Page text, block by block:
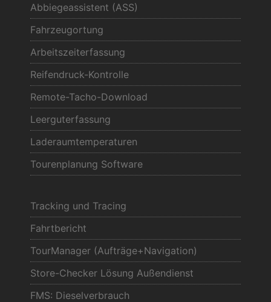
Abbiegeassistent (ASS)
Fahrzeugortung
Arbeitszeiterfassung
Reifendruck-Kontrolle
Remote-Tacho-Download
Leerguterfassung
Laderaumtemperaturen
Tourenplanung Software
Tracking und Tracing
Fahrtbericht
TourManager (Aufträge+Navigation)
Store-Checker Lösung Außendienst
FMS: Dieselverbrauch